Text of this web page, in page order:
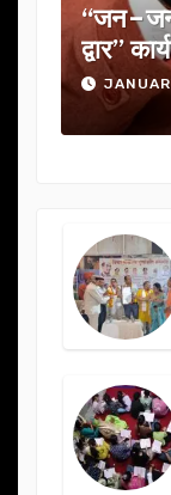
के
DESK